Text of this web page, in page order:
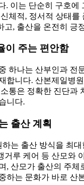
. 이는 단순히 구호
체적, 정서적 상태
고, 출산을 온전히 긍
이 주는 편안함
하나는 산부인과 전
합니다. 산본제일병
통은 정확한 진단과
니다.
출산 계획
는 출산 방식을 최
거루 케어 등 산모와
, 산모가 출산의 주
하는 문화가 바로 산